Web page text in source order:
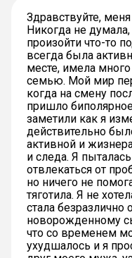
Здравствуйте,
Никогда не
произойти что-то
всегда была
месте, имела
семью. Мой мир
когда на смену
пришло
заметили как я
действительно
активной и
и следа. Я
отвлекаться от
но ничего не
тяготила. Я не
стала безразлично
новорожденному
что со временем
ухудшалось и я